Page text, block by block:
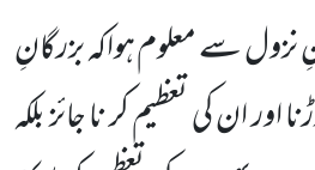
سے معلوم ہواکہ بزرگانِ
ان کی تعظیم کر نا جائز بلکہ